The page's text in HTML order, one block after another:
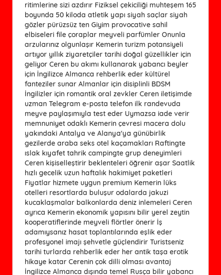
ritimlerine sizi azdırır Fiziksel çekiciliği muhteşem 165
boyunda 50 kiloda atletik yapı siyah saçlar siyah
gözler pürüzsüz ten Giyim provocative sahil
elbiseleri file çoraplar meyveli parfümler Onunla
arzularınız olgunlaşır Kemerin turizm potansiyeli
artıyor yıllık ziyaretçiler tarihi doğal güzellikler için
geliyor Ceren bu akımı kullanarak yabancı beyler
için İngilizce Almanca rehberlik eder kültürel
fanteziler sunar Almanlar için disiplinli BDSM
İngilizler için romantik oral zevkler Ceren iletişimde
uzman Telegram e-posta telefon ilk randevuda
meyve paylaşımıyla test eder Uymazsa iade verir
memnuniyet odaklı Kemerin çevresi macera dolu
yakındaki Antalya ve Alanya'ya günübirlik
gezilerde araba seks otel kaçamakları Raftingte
ıslak kıyafet tahrik campingte grup deneyimleri
Ceren kişiselleştirir beklenteleri öğrenir aşar Saatlik
hızlı gecelik uzun haftalık hakimiyet paketleri
Fiyatlar hizmete uygun premium Kemerin lüks
otelleri resortlarda buluşur odalarda jakuzi
kucaklaşmalar balkonlarda deniz inlemeleri Ceren
ayrıca Kemerin ekonomik yapısını bilir yerel zeytin
kooperatiflerinde meyveli flörtler önerir İş
adamıysanız hasat toplantılarında eşlik eder
profesyonel imajı şehvetle güçlendirir Turistseniz
tarihi turlarda rehberlik eder her antik taşa erotik
hikaye katar Cerenin çok dilli olması avantaj
İngilizce Almanca dışında temel Rusça bilir yabancı